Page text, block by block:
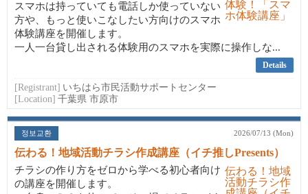
スマホは持っていても電話しか使っていない
方や、もっと使いこなしたい方向けのスマホ
体験講座を開催します。
一人一台貸し出される体験用のスマホを実際に操作しな...
Details
[Registrant] いちはら市民活動サポートセンター
[Location] 千葉県 市原市
정보교환 2026/07/13 (Mon)
伝わる！地域活動チラシ作成講座（イチ推しPresents）
チラシの作り方をゼロから学べる初心者向け
の講座を開催します。